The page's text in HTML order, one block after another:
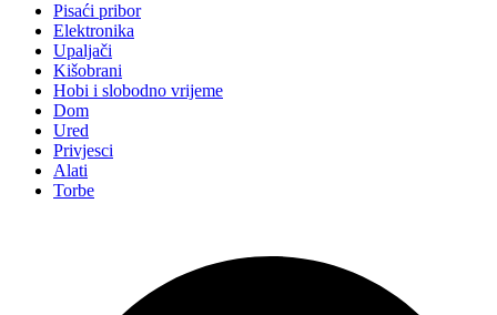
Pisaći pribor
Elektronika
Upaljači
Kišobrani
Hobi i slobodno vrijeme
Dom
Ured
Privjesci
Alati
Torbe